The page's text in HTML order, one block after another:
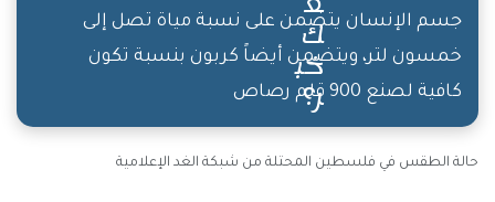
جسم الإنسان يتضمن على نسبة مياة تصل إلى
خمسون لتر، ويتضمن أيضاً كربون بنسبة تكون
كافية لصنع 900 قلم رصاص
حالة الطقس في فلسطين المحتلة من شبكة الغد الإعلامية